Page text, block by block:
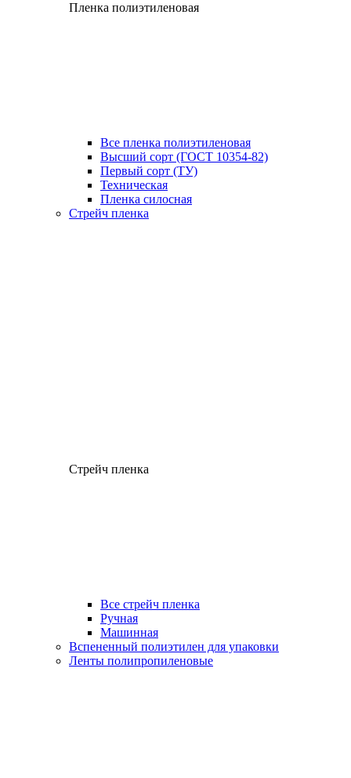
Пленка полиэтиленовая
Все пленка полиэтиленовая
Высший сорт (ГОСТ 10354-82)
Первый сорт (ТУ)
Техническая
Пленка силосная
Стрейч пленка
Стрейч пленка
Все стрейч пленка
Ручная
Машинная
Вспененный полиэтилен для упаковки
Ленты полипропиленовые